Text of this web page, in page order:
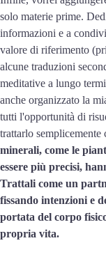
solo materie prime.
informazioni e a
valore di riferimento
alcune traduzioni
meditative a lungo
anche organizzato la
tutti l'opportunità di
trattarlo
minerali, come le
essere più precisi,
Trattali come un
fissando intenzioni e
portata del corpo
propria vita.